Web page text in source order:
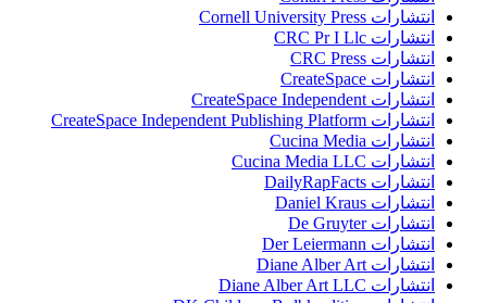
انتشارات Cornell University Press
انتشارات CRC Pr I Llc
انتشارات CRC Press
انتشارات CreateSpace
انتشارات CreateSpace Independent
انتشارات CreateSpace Independent Publishing Platform
انتشارات Cucina Media
انتشارات Cucina Media LLC
انتشارات DailyRapFacts
انتشارات Daniel Kraus
انتشارات De Gruyter
انتشارات Der Leiermann
انتشارات Diane Alber Art
انتشارات Diane Alber Art LLC